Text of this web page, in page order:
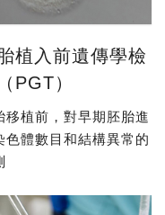
植入前遺傳學檢
PGT）
移植前，對早期胚胎進
色體數目和結構異常的